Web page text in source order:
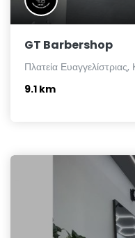
GT Barbershop
Πλατεία
9.1 km